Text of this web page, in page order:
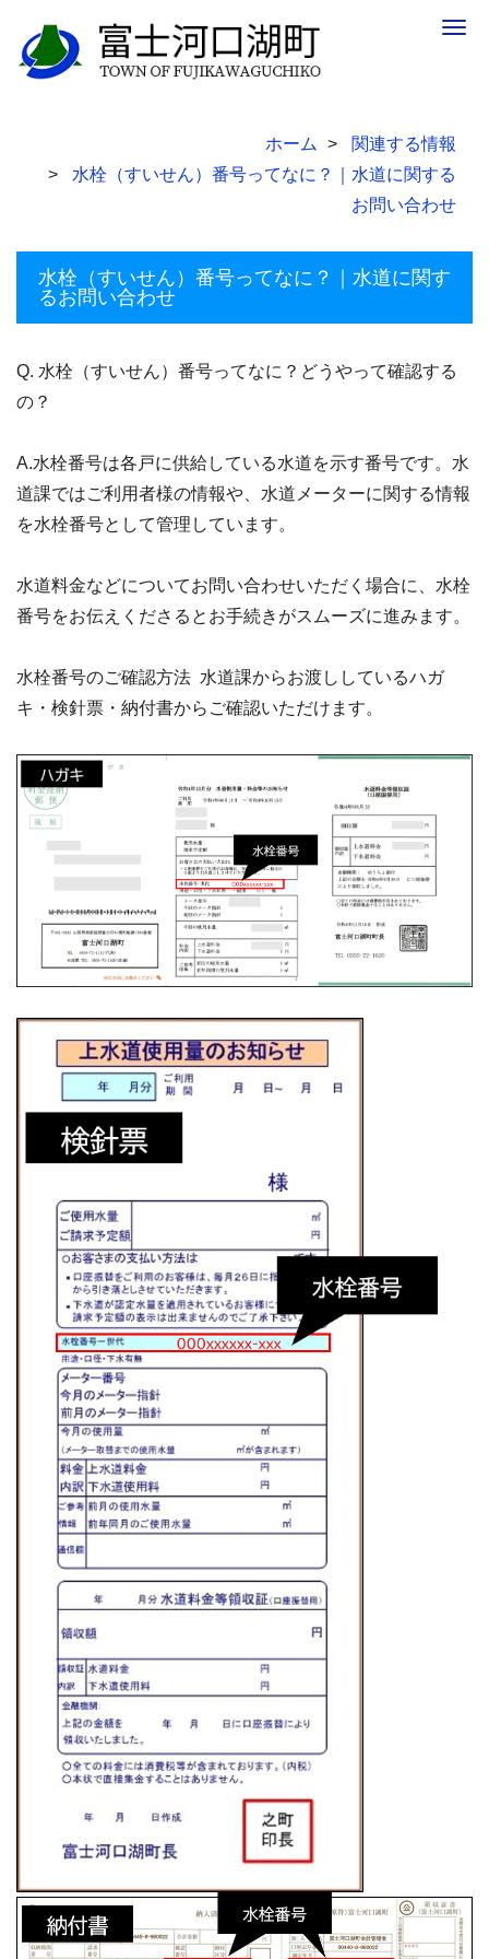
ホーム
関連する情報
水栓（すいせん）番号ってなに？｜水道に関する
お問い合わせ
水栓（すいせん）番号ってなに？｜水道に関す
るお問い合わせ
Q. 水栓（すいせん）番号ってなに？どうやって確認する
の？
A.水栓番号は各戸に供給している水道を示す番号です。水
道課ではご利用者様の情報や、水道メーターに関する情報
を水栓番号として管理しています。
水道料金などについてお問い合わせいただく場合に、水栓
番号をお伝えくださるとお手続きがスムーズに進みます。
水栓番号のご確認方法 水道課からお渡ししているハガ
キ・検針票・納付書からご確認いただけます。